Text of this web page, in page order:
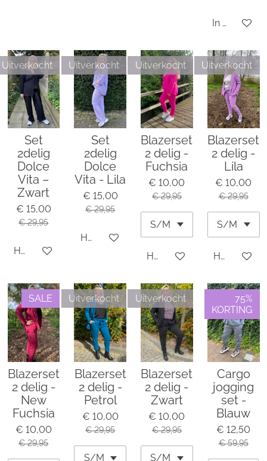
In
Uitverkocht
Set
2delig
Dolce
Vita –
Zwart
€ 15,00
€ 29,95
Houd mij op de hoogte
Uitverkocht
Set
2delig
Dolce
Vita - Lila
€ 15,00
€ 29,95
Houd mij op de hoogte
Uitverkocht
Blazerset
2 delig -
Fuchsia
€ 10,00
€ 29,95
Houd mij op de hoogte
Uitverkocht
Blazerset
2 delig -
Lila
€ 10,00
€ 29,95
Houd mij
SALE
Blazerset
2 delig -
New
Fuchsia
€ 10,00
€ 29,95
Uitverkocht
Blazerset
2 delig -
Petrol
€ 10,00
€ 29,95
Uitverkocht
Blazerset
2 delig -
Zwart
€ 10,00
€ 29,95
75%
KORTING
Cargo
jogging
set -
Blauw
€ 12,50
€ 59,95